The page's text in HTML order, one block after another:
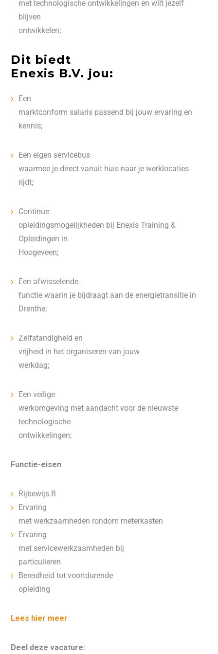
met technologische ontwikkelingen en wilt jezelf
blijven
ontwikkelen;
Dit biedt
Enexis B.V. jou:
Een
marktconform salaris passend bij jouw ervaring en
kennis;
Een eigen servicebus
waarmee je direct vanuit huis naar je werklocaties
rijdt;
Continue
opleidingsmogelijkheden bij Enexis Training &
Opleidingen in
Hoogeveen;
Een afwisselende
functie waarin je bijdraagt aan de energietransitie in
Drenthe;
Zelfstandigheid en
vrijheid in het organiseren van jouw
werkdag;
Een veilige
werkomgeving met aandacht voor de nieuwste
technologische
ontwikkelingen;
Functie-eisen
Rijbewijs B
Ervaring
met werkzaamheden rondom meterkasten
Ervaring
met servicewerkzaamheden bij
particulieren
Bereidheid tot voortdurende
opleiding
Lees hier meer
Deel deze vacature: